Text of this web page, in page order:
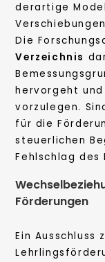
derartige
Die
Verzeichnis
hervorgeht
vorzulegen.
für die
steuerlichen
Fehlschlag des
Förderungen
Ein Ausschluss